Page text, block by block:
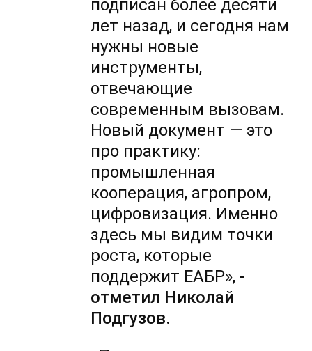
подписан более десяти
лет назад, и сегодня нам
нужны новые
инструменты,
отвечающие
современным вызовам.
Новый документ — это
про практику:
промышленная
кооперация, агропром,
цифровизация. Именно
здесь мы видим точки
роста, которые
поддержит ЕАБР», -
отметил Николай
Подгузов.